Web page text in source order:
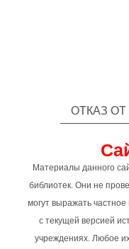
ОТКАЗ
Материалы данного
библиотек. Они не
могут выражать
с текущей версией
учреждениях. Любое